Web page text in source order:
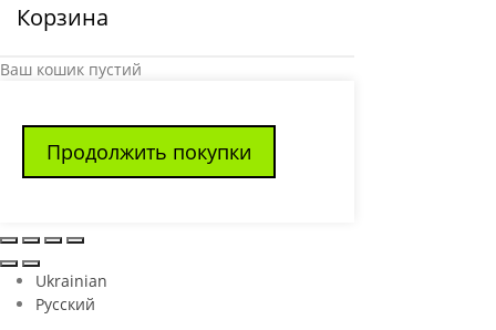
Корзина
Ваш кошик пустий
Продолжить покупки
Ukrainian
Русский